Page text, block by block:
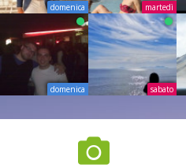
domenica martedì
domenica sabato